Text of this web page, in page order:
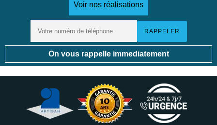
Voir nos réalisations
On vous rappelle immediatement